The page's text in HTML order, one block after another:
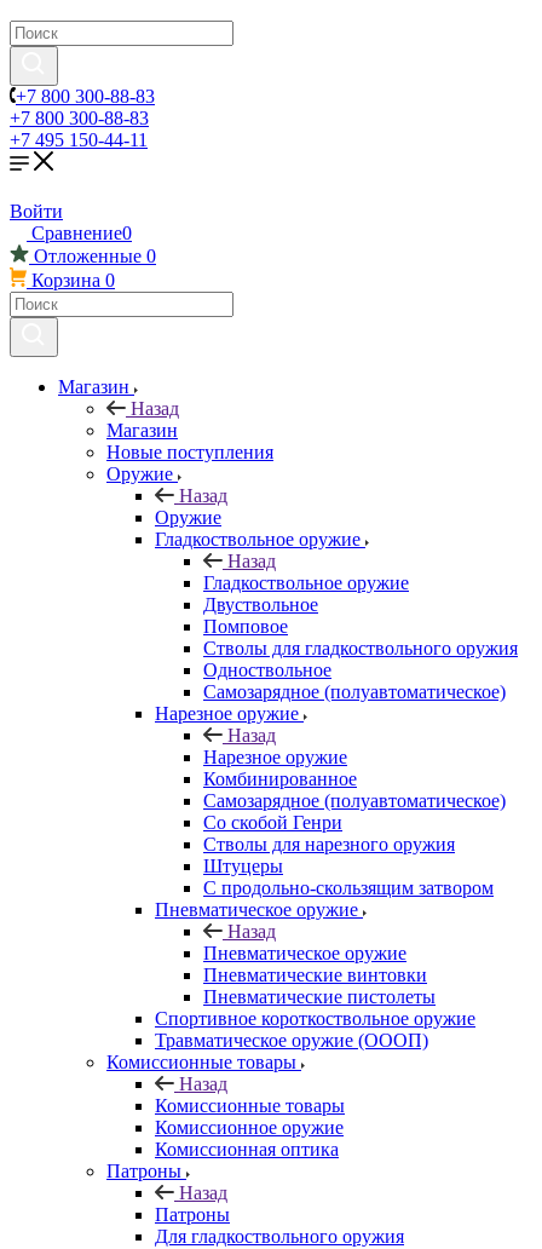
+7 800 300-88-83
+7 800 300-88-83
+7 495 150-44-11
Войти
Сравнение0
Отложенные 0
Корзина 0
Магазин
Назад
Магазин
Новые поступления
Оружие
Назад
Оружие
Гладкоствольное оружие
Назад
Гладкоствольное оружие
Двуствольное
Помповое
Стволы для гладкоствольного оружия
Одноствольное
Самозарядное (полуавтоматическое)
Нарезное оружие
Назад
Нарезное оружие
Комбинированное
Самозарядное (полуавтоматическое)
Со скобой Генри
Стволы для нарезного оружия
Штуцеры
С продольно-скользящим затвором
Пневматическое оружие
Назад
Пневматическое оружие
Пневматические винтовки
Пневматические пистолеты
Спортивное короткоствольное оружие
Травматическое оружие (ОООП)
Комиссионные товары
Назад
Комиссионные товары
Комиссионное оружие
Комиссионная оптика
Патроны
Назад
Патроны
Для гладкоствольного оружия